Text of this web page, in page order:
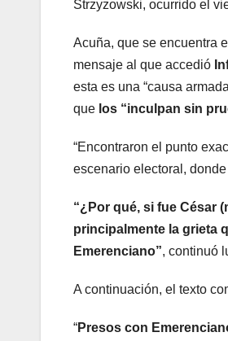
Strzyzowski, ocurrido el
Acuña, que se encuentra
mensaje al que accedió
esta es una “causa
que los “inculpan sin
“Encontraron el punto
escenario electoral,
“¿Por qué, si fue César
principalmente la grieta
Emerenciano”, continuó
A continuación, el texto
“Presos con